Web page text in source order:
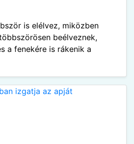
is elélvez, miközben
beélveznek,
a fenekére is rákenik a